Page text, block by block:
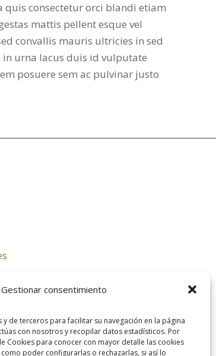
Gestionar consentimiento
de terceros para facilitar su navegación en la página
con nosotros y recopilar datos estadísticos. Por
Cookies para conocer con mayor detalle las cookies
poder configurarlas o rechazarlas, si así lo
quis consectetur orci blandi etiam
mattis pellent esque vel
convallis mauris ultricies in sed
urna lacus duis id vulputate
posuere sem ac pulvinar justo